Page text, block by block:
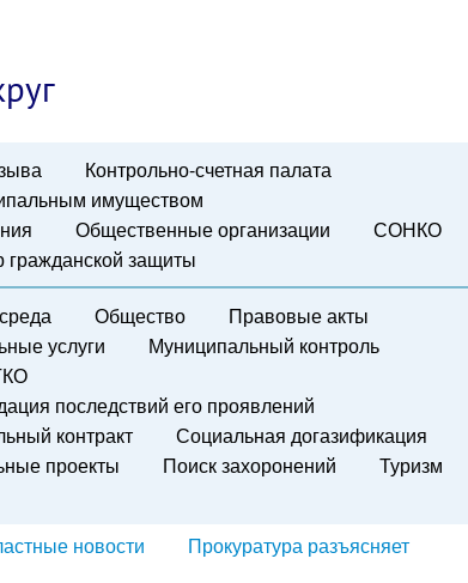
Контрольно-счетная палата
имуществом
Общественные организации
СОНКО
гражданской защиты
Общество
Правовые акты
услуги
Муниципальный контроль
последствий его проявлений
контракт
Социальная догазификация
проекты Поиск захоронений
Туризм
новости
Прокуратура разъясняет